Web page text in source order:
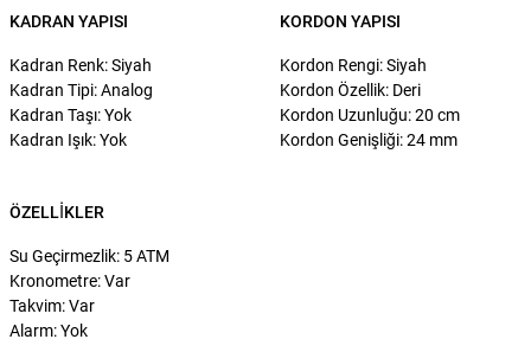
KADRAN YAPISI
Kadran Renk: Siyah
Kadran Tipi: Analog
Kadran Taşı: Yok
Kadran Işık: Yok
KORDON YAPISI
Kordon Rengi: Siyah
Kordon Özellik: Deri
Kordon Uzunluğu: 20 cm
Kordon Genişliği: 24 mm
ÖZELLIKLER
Su Geçirmezlik: 5 ATM
Kronometre: Var
Takvim: Var
Alarm: Yok